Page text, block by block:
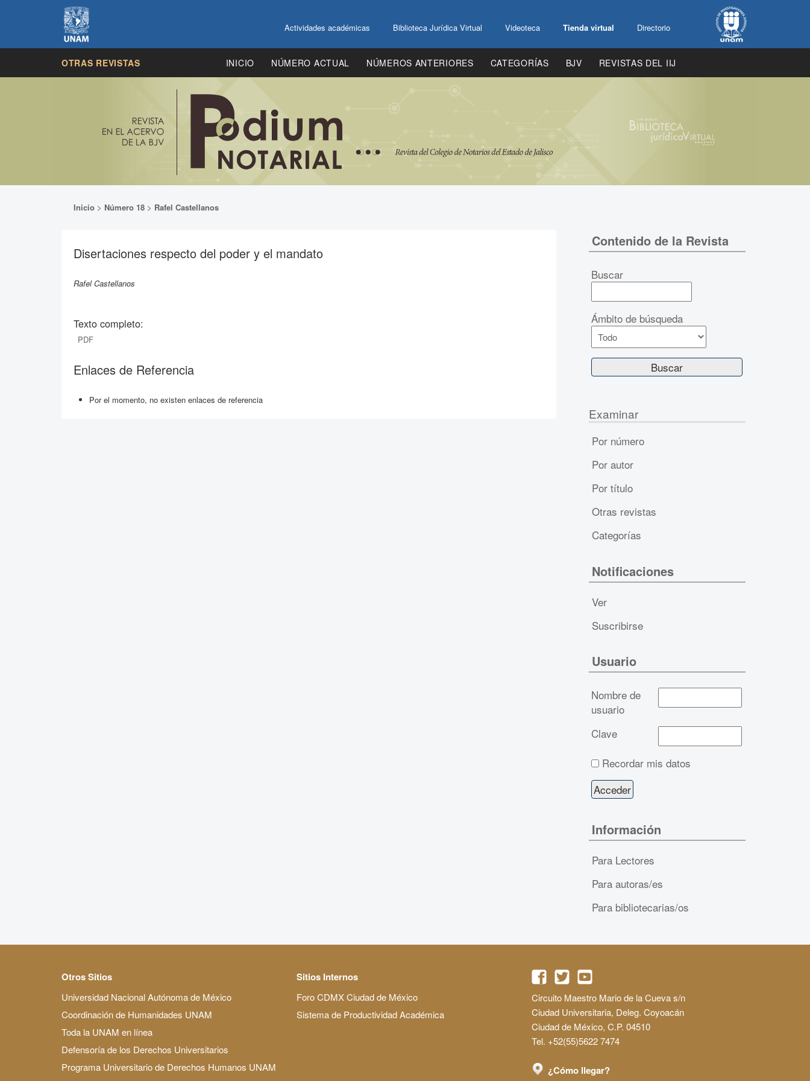
Actividades académicas Biblioteca Jurídica Virtual Videoteca Tienda virtual Directorio
OTRAS REVISTAS INICIO NÚMERO ACTUAL NÚMEROS ANTERIORES CATEGORÍAS BJV REVISTAS DEL IIJ
Inicio > Número 18 > Rafel Castellanos
Disertaciones respecto del poder y el mandato
Rafel Castellanos
Texto completo:
PDF
Enlaces de Referencia
Por el momento, no existen enlaces de referencia
Contenido de la Revista
Buscar
Ámbito de búsqueda
Examinar
Por número
Por autor
Por título
Otras revistas
Categorías
Notificaciones
Ver
Suscribirse
Usuario
Nombre de
usuario
Clave
Recordar mis datos
Información
Para Lectores
Para autoras/es
Para bibliotecarias/os
Otros Sitios
Universidad Nacional Autónoma de México
Coordinación de Humanidades UNAM
Toda la UNAM en línea
Defensoría de los Derechos Universitarios
Programa Universitario de Derechos Humanos UNAM
Sitios Internos
Foro CDMX Ciudad de México
Sistema de Productividad Académica
Circuito Maestro Mario de la Cueva s/n
Ciudad Universitaria, Deleg. Coyoacán
Ciudad de México, C.P. 04510
Tel. +52(55)5622 7474
¿Cómo llegar?